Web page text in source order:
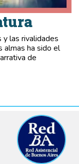
las rivalidades
almas ha sido el
de